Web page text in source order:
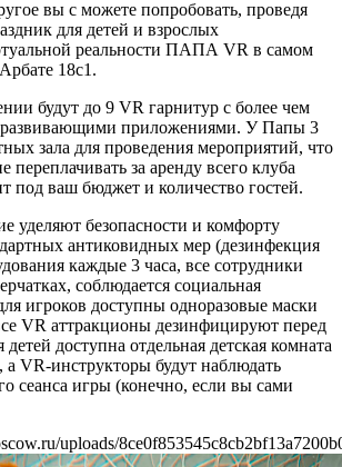
вы с можете попробовать, проведя
для детей и взрослых
реальности ПАПА VR в самом
18с1.
будут до 9 VR гарнитур с более чем
приложениями. У Папы 3
зала для проведения мероприятий, что
переплачивать за аренду всего клуба
под ваш бюджет и количество гостей.
уделяют безопасности и комфорту
антиковидных мер (дезинфекция
каждые 3 часа, все сотрудники
соблюдается социальная
игроков доступны одноразовые маски
VR аттракционы дезинфицируют перед
доступна отдельная детская комната
VR-инструкторы будут наблюдать
сеанса игры (конечно, если вы сами
uploads/